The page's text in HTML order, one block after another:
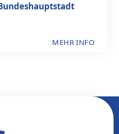
MEHR INFO